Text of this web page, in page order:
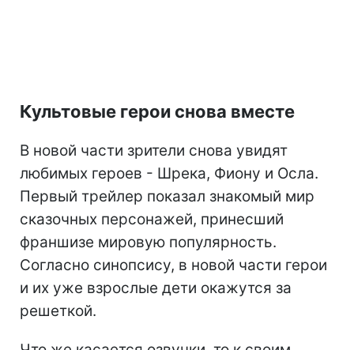
Культовые герои снова вместе
В новой части зрители снова увидят
любимых героев - Шрека, Фиону и Осла.
Первый трейлер показал знакомый мир
сказочных персонажей, принесший
франшизе мировую популярность.
Согласно синопсису, в новой части герои
и их уже взрослые дети окажутся за
решеткой.